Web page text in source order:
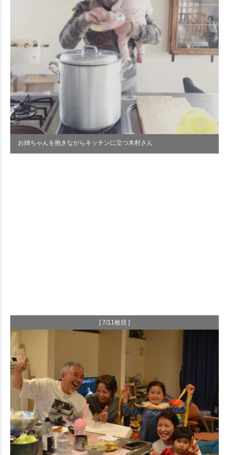
お姉ちゃんを抱きながらキッチンに立つ木村さん
[ 7/11枚目 ]